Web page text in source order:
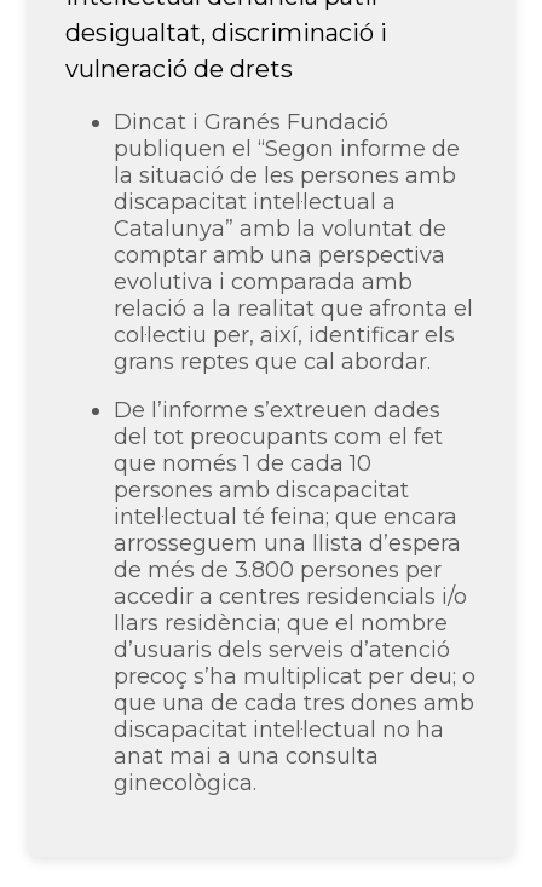
intel·lectual denuncia patir
desigualtat, discriminació i
Dincat i Granés Fundació
publiquen el “Segon informe de
la situació de les persones amb
discapacitat intel·lectual a
Catalunya” amb la voluntat de
comptar amb una perspectiva
evolutiva i comparada amb
relació a la realitat que afronta el
col·lectiu per, així, identificar els
De l’informe s’extreuen dades
del tot preocupants com el fet
que només 1 de cada 10
persones amb discapacitat
intel·lectual té feina; que encara
arrosseguem una llista d’espera
de més de 3.800 persones per
accedir a centres residencials i/o
llars residència; que el nombre
d’usuaris dels serveis d’atenció
precoç s’ha multiplicat per deu; o
que una de cada tres dones amb
discapacitat intel·lectual no ha
anat mai a una consulta